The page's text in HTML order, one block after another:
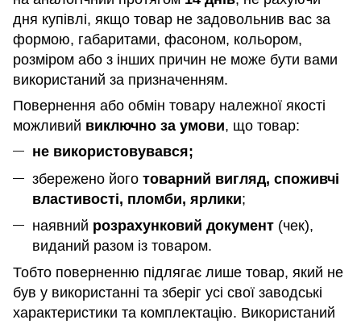
дня купівлі, якщо товар не задовольнив вас за
формою, габаритами, фасоном, кольором,
розміром або з інших причин не може бути вами
використаний за призначенням.
Повернення або обмін товару належної якості
можливий виключно за умови, що товар:
не використовувався;
збережено його товарний вигляд, споживчі
властивості, пломби, ярлики;
наявний розрахунковий документ (чек),
виданий разом із товаром.
Тобто поверненню підлягає лише товар, який не
був у використанні та зберіг усі свої заводські
характеристики та комплектацію. Використаний